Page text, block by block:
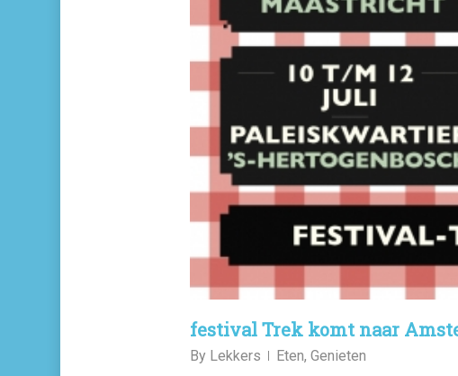
festival Trek komt naar
By Lekkers Eten, Genieten